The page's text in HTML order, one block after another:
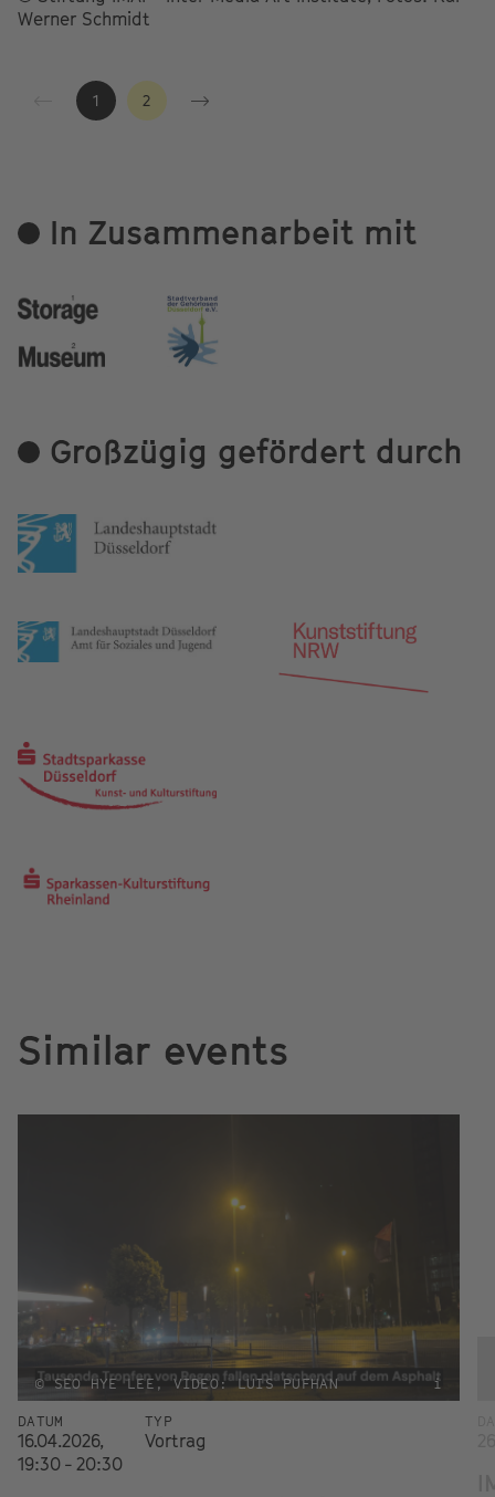
Werner Schmidt
1 2
In Zusammenarbeit mit
Großzügig gefördert durch
Similar events
© SEO HYE LEE, VIDEO: LUIS PUFHAN i
DATUM
16.04.2026,
19:30 - 20:30
TYP
Vortrag